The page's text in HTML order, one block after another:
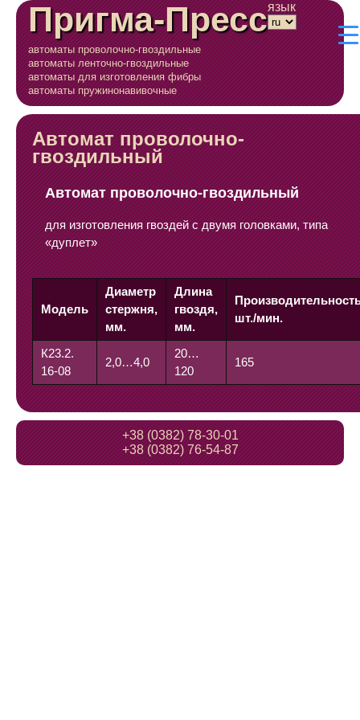
Пригма-Пресс
автоматы проволочно-гвоздильные
автоматы ленточно-гвоздильные
автоматы для изготовления фибры
автоматы пружинонавивочные
язык
Автомат проволочно-
гвоздильный
Автомат проволочно-гвоздильный
для изготовления гвоздей с двумя головками, типа
«дуплет»
Модель
Диаметр
стержня,
мм.
Длина
гвоздя,
мм.
шт./мин.
К23.2.
16-08
2,0…4,0
20…
120
165
+38 (0382) 78-30-01
+38 (0382) 76-54-87